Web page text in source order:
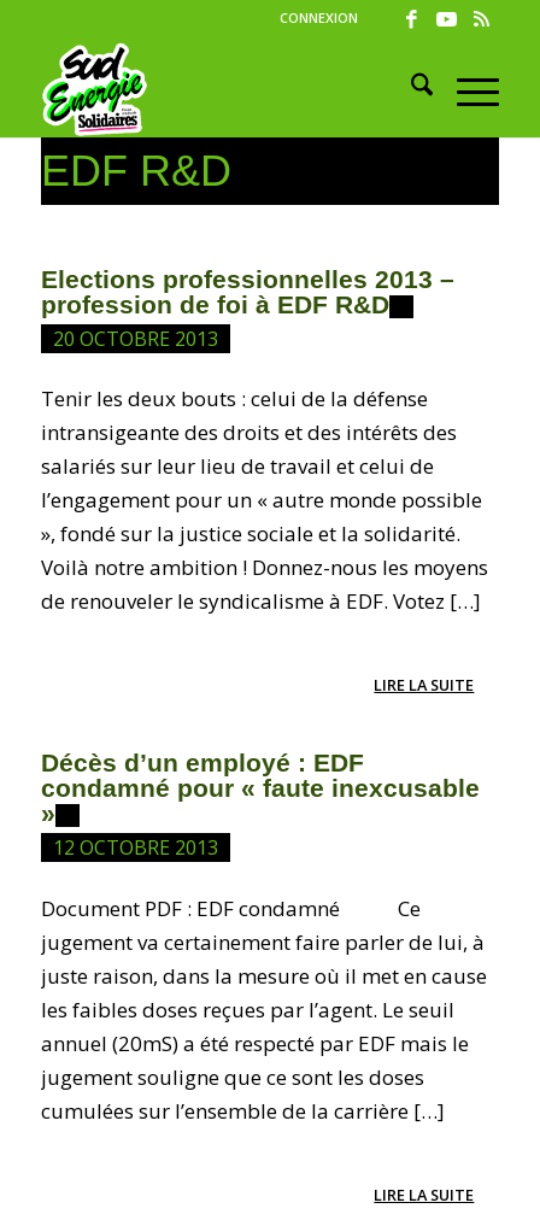
CONNEXION
EDF R&D
Elections professionnelles 2013 –
profession de foi à EDF R&D
20 OCTOBRE 2013
Tenir les deux bouts : celui de la défense
intransigeante des droits et des intérêts des
salariés sur leur lieu de travail et celui de
l’engagement pour un « autre monde possible
», fondé sur la justice sociale et la solidarité.
Voilà notre ambition ! Donnez-nous les moyens
de renouveler le syndicalisme à EDF. Votez […]
LIRE LA SUITE
Décès d’un employé : EDF
condamné pour « faute inexcusable
»
12 OCTOBRE 2013
Document PDF : EDF condamné Ce
jugement va certainement faire parler de lui, à
juste raison, dans la mesure où il met en cause
les faibles doses reçues par l’agent. Le seuil
annuel (20mS) a été respecté par EDF mais le
jugement souligne que ce sont les doses
cumulées sur l’ensemble de la carrière […]
LIRE LA SUITE